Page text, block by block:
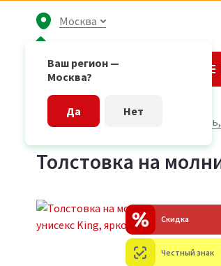
Москва
Ваш регион —
Москва?
Да Нет
Главная страница Одежда,
Толстовка на
Скидка
Честный знак